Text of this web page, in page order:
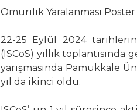
Omurilik Yaralanması
22-25 Eylül 2024
(ISCoS) yıllık
yarışmasında Pamukkale
yıl da ikinci oldu.